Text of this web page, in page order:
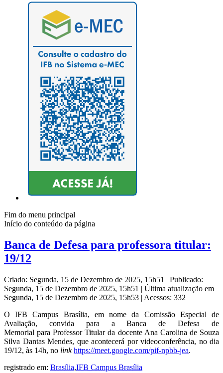
Fim do menu principal
Início do conteúdo da página
Banca de Defesa para professora titular:
19/12
Criado: Segunda, 15 de Dezembro de 2025, 15h51 | Publicado:
Segunda, 15 de Dezembro de 2025, 15h51 | Última atualização em
Segunda, 15 de Dezembro de 2025, 15h53 | Acessos: 332
O IFB Campus Brasília, em nome da Comissão Especial de
Avaliação, convida para a Banca de Defesa de
Memorial para Professor Titular da docente Ana Carolina de Souza
Silva Dantas Mendes, que acontecerá por videoconferência, no dia
19/12, às 14h, no link https://meet.google.com/pif-npbb-jea.
registrado em: Brasília,IFB Campus Brasília